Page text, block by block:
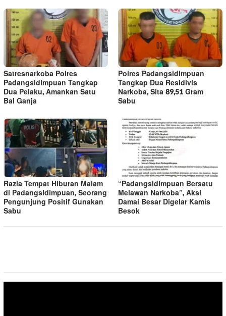
Satresnarkoba Polres
Padangsidimpuan Tangkap
Dua Pelaku, Amankan Satu
Bal Ganja
Polres Padangsidimpuan
Tangkap Dua Residivis
Narkoba, Sita 89,51 Gram
Sabu
Razia Tempat Hiburan Malam
di Padangsidimpuan, Seorang
Pengunjung Positif Gunakan
Sabu
“Padangsidimpuan Bersatu
Melawan Narkoba”, Aksi
Damai Besar Digelar Kamis
Besok